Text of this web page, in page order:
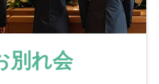
別れ会